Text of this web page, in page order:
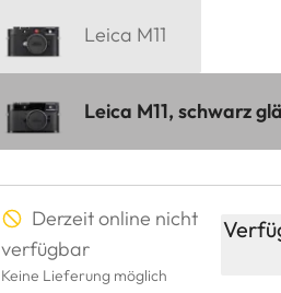
Leica M11
Leica M11, schwarz
Derzeit online nicht
verfügbar
Keine Lieferung möglich